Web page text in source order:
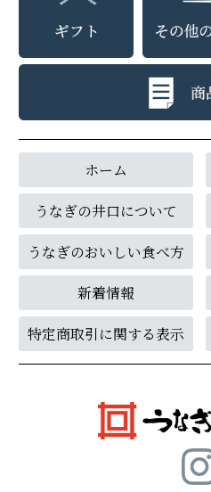
ホーム
うなぎの井口について
うなぎのおいしい食べ方
新着情報
特定商取引に関する表示